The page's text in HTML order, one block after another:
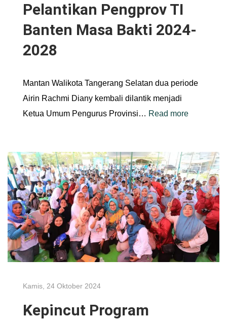
Pelantikan Pengprov TI
Banten Masa Bakti 2024-
2028
Mantan Walikota Tangerang Selatan dua periode
Airin Rachmi Diany kembali dilantik menjadi
Ketua Umum Pengurus Provinsi… Read more
Kamis, 24 Oktober 2024
Kepincut Program